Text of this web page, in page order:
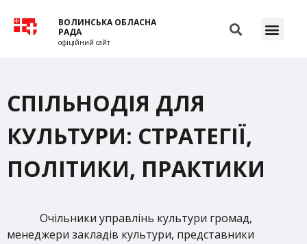
ВОЛИНСЬКА ОБЛАСНА
РАДА
офіційний сайт
СПІЛЬНОДІЯ ДЛЯ
КУЛЬТУРИ: СТРАТЕГІЇ,
ПОЛІТИКИ, ПРАКТИКИ
Очільники управлінь культури громад,
менеджери закладів культури, представники